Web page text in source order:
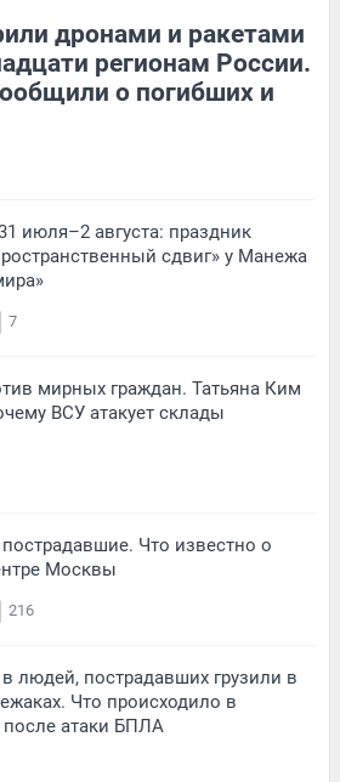
дронами и ракетами
регионам России.
о погибших и
июля–2 августа: праздник
сдвиг» у Манежа
7
мирных граждан. Татьяна Ким
ВСУ атакует склады
Что известно о
Москвы
216
в людей, пострадавших грузили в
Что происходило в
атаки БПЛА